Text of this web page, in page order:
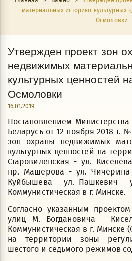
материальных историко-культурных
Осмоловки
Утвержден проект зон
недвижимых
культурных ценностей
Осмоловки
16.01.2019
Постановлением
Беларусь от 12 ноября 2018 г.
зон охраны недвижимых
культурных ценностей на
Старовиленская - ул.
пр. Машерова - ул.
Куйбышева - ул. Пашкевич -
Коммунистическая в г. Минске.
Согласно указанным
улиц М. Богдановича -
Коммунистическая в г. Минске
на территории зоны
шестого и седьмого режимов